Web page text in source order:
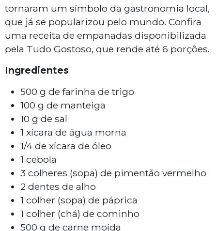
tornaram um símbolo da gastronomia local,
que já se popularizou pelo mundo. Confira
uma receita de empanadas disponibilizada
pela Tudo Gostoso, que rende até 6 porções.
Ingredientes
500 g de farinha de trigo
100 g de manteiga
10 g de sal
1 xícara de água morna
1/4 de xícara de óleo
1 cebola
3 colheres (sopa) de pimentão vermelho
2 dentes de alho
1 colher (sopa) de páprica
1 colher (chá) de cominho
500 g de carne moída